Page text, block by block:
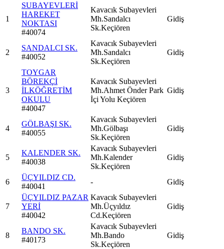
1
SUBAYEVLERİ
HAREKET
NOKTASI
#40074
Kavacık Subayevleri
Mh.Sandalcı
Sk.Keçiören
Gidiş
2
SANDALCI SK.
#40052
Kavacık Subayevleri
Mh.Sandalcı
Sk.Keçiören
Gidiş
3
TOYGAR
BÖREKÇİ
İLKÖĞRETİM
OKULU
#40047
Kavacık Subayevleri
Mh.Ahmet Önder Park
İçi Yolu Keçiören
Gidiş
4
GÖLBAŞI SK.
#40055
Kavacık Subayevleri
Mh.Gölbaşı
Sk.Keçiören
Gidiş
5
KALENDER SK.
#40038
Kavacık Subayevleri
Mh.Kalender
Sk.Keçiören
Gidiş
6
ÜÇYILDIZ CD.
#40041
- Gidiş
7
ÜÇYILDIZ PAZAR
YERİ
#40042
Kavacık Subayevleri
Mh.Üçyıldız
Cd.Keçiören
Gidiş
8
BANDO SK.
#40173
Kavacık Subayevleri
Mh.Bando
Sk.Keçiören
Gidiş